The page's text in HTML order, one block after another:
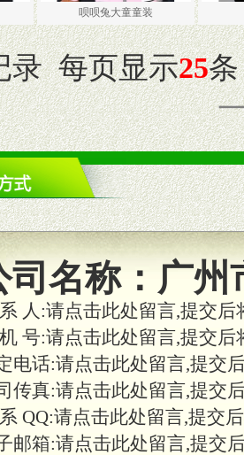
呗呗兔大童童装
录 每页显示25条
司名称： 广州
人:请点击此处留言,提交
号:请点击此处留言,提交
电话:请点击此处留言,提交
传真:请点击此处留言,提交
QQ:请点击此处留言,提交
邮箱:请点击此处留言,提交